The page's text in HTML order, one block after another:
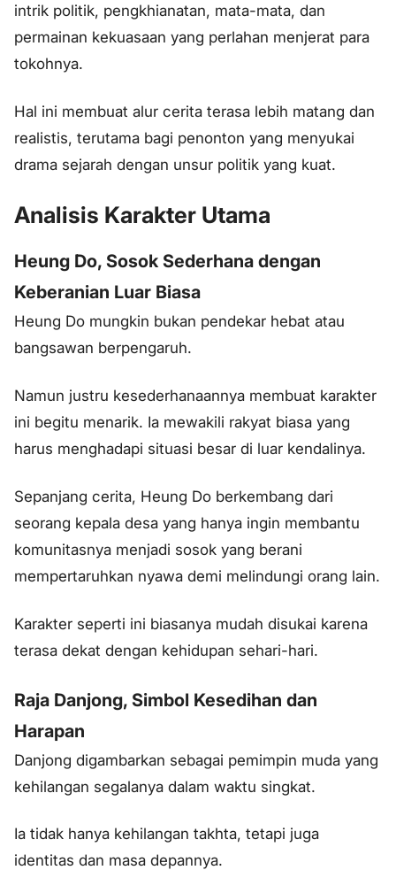
intrik politik, pengkhianatan, mata-mata, dan
permainan kekuasaan yang perlahan menjerat para
tokohnya.
Hal ini membuat alur cerita terasa lebih matang dan
realistis, terutama bagi penonton yang menyukai
drama sejarah dengan unsur politik yang kuat.
Analisis Karakter Utama
Heung Do, Sosok Sederhana dengan
Keberanian Luar Biasa
Heung Do mungkin bukan pendekar hebat atau
bangsawan berpengaruh.
Namun justru kesederhanaannya membuat karakter
ini begitu menarik. Ia mewakili rakyat biasa yang
harus menghadapi situasi besar di luar kendalinya.
Sepanjang cerita, Heung Do berkembang dari
seorang kepala desa yang hanya ingin membantu
komunitasnya menjadi sosok yang berani
mempertaruhkan nyawa demi melindungi orang lain.
Karakter seperti ini biasanya mudah disukai karena
terasa dekat dengan kehidupan sehari-hari.
Raja Danjong, Simbol Kesedihan dan
Harapan
Danjong digambarkan sebagai pemimpin muda yang
kehilangan segalanya dalam waktu singkat.
Ia tidak hanya kehilangan takhta, tetapi juga
identitas dan masa depannya.